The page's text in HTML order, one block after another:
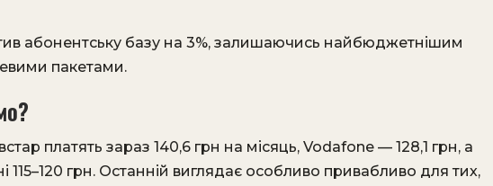
абонентську базу на 3%, залишаючись найбюджетнішим
пакетами.
платять зараз 140,6 грн на місяць, Vodafone — 128,1 грн, а
115–120 грн. Останній виглядає особливо привабливо для тих,